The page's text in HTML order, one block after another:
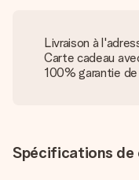
Livraison à
Carte cadeau
100% garantie
Spécifications de